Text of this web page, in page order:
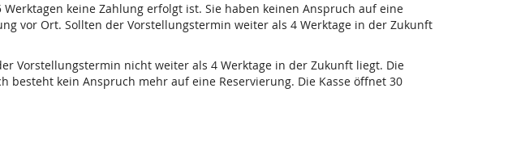
keine Zahlung erfolgt ist. Sie haben keinen Anspruch auf eine
vor Ort. Sollten der Vorstellungstermin weiter als 4 Werktage in der Zukunft
Vorstellungstermin nicht weiter als 4 Werktage in der Zukunft liegt. Die
kein Anspruch mehr auf eine Reservierung. Die Kasse öffnet 30